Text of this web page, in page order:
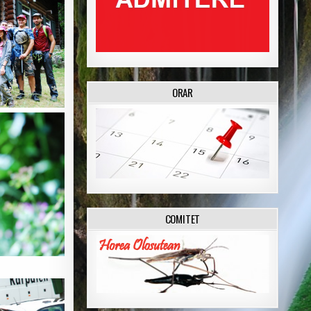
ORAR
COMITET